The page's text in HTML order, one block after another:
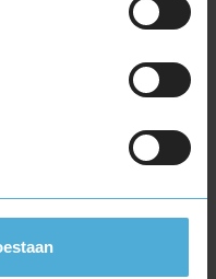
Waterveste 6a